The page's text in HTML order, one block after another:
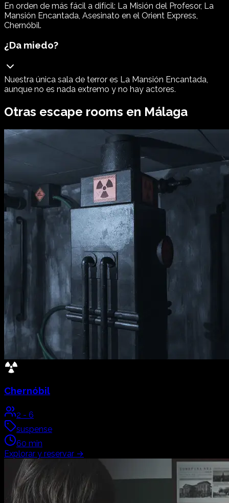
En orden de más fácil a difícil: La Misión del Profesor, La
Mansión Encantada, Asesinato en el Orient Express,
Chernóbil.
¿Da miedo?
Nuestra única sala de terror es La Mansión Encantada,
aunque no es nada extremo y no hay actores.
Otras escape rooms en Málaga
Chernóbil
2 - 6
suspense
60 min
Explorar y reservar →